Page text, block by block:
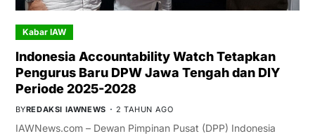
Kabar IAW
Indonesia Accountability Watch Tetapkan
Pengurus Baru DPW Jawa Tengah dan DIY
Periode 2025-2028
BYREDAKSI IAWNEWS 2 TAHUN AGO
IAWNews.com – Dewan Pimpinan Pusat (DPP) Indonesia